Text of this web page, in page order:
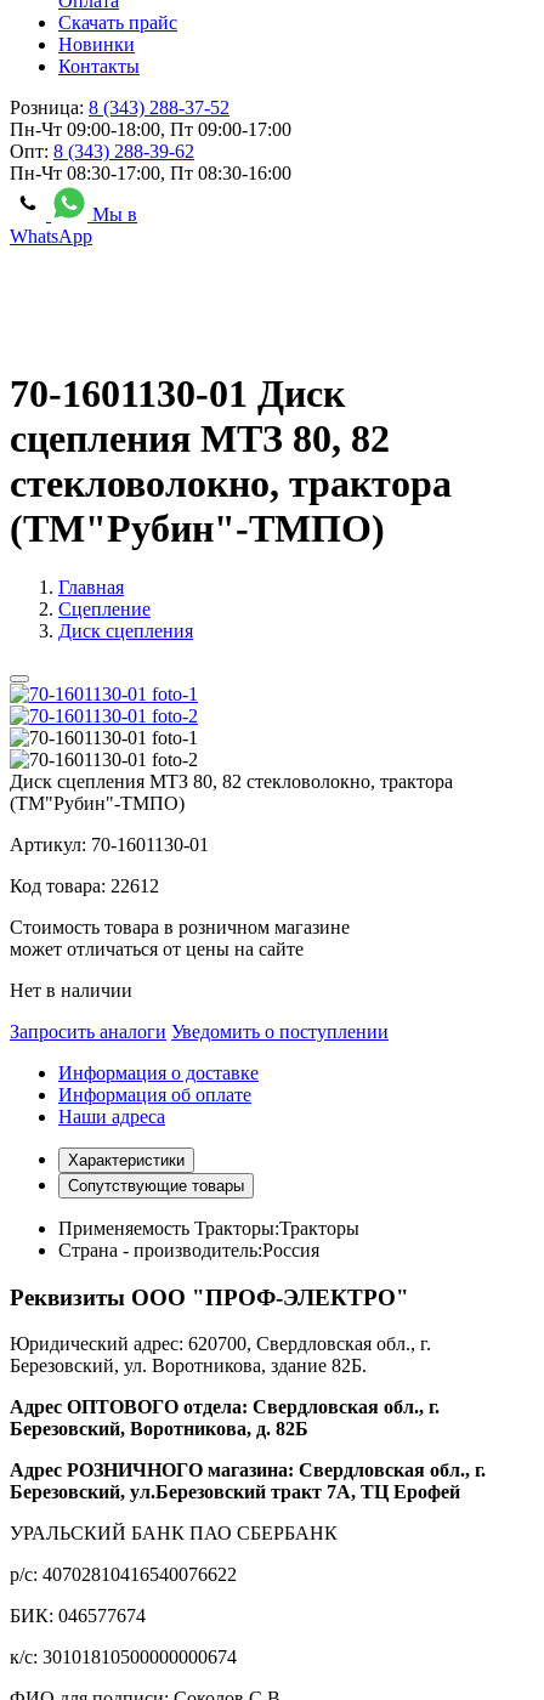
Скачать прайс
Новинки
Контакты
Розница: 8 (343) 288-37-52
Пн-Чт 09:00-18:00, Пт 09:00-17:00
Опт: 8 (343) 288-39-62
Пн-Чт 08:30-17:00, Пт 08:30-16:00
Мы в
WhatsApp
70-1601130-01 Диск
сцепления МТЗ 80, 82
стекловолокно, трактора
(ТМ"Рубин"-ТМПО)
Главная
Сцепление
Диск сцепления
Диск сцепления МТЗ 80, 82 стекловолокно, трактора
(ТМ"Рубин"-ТМПО)
Артикул: 70-1601130-01
Код товара: 22612
Стоимость товара в розничном магазине
может отличаться от цены на сайте
Нет в наличии
Запросить аналоги Уведомить о поступлении
Информация о доставке
Информация об оплате
Наши адреса
Характеристики
Сопутствующие товары
Применяемость Тракторы:Тракторы
Страна - производитель:Россия
Реквизиты ООО "ПРОФ-ЭЛЕКТРО"
Юридический адрес: 620700, Свердловская обл., г.
Березовский, ул. Воротникова, здание 82Б.
Адрес ОПТОВОГО отдела: Свердловская обл., г.
Березовский, Воротникова, д. 82Б
Адрес РОЗНИЧНОГО магазина: Свердловская обл., г.
Березовский, ул.Березовский тракт 7А, ТЦ Ерофей
УРАЛЬСКИЙ БАНК ПАО СБЕРБАНК
р/c: 40702810416540076622
БИК: 046577674
к/c: 30101810500000000674